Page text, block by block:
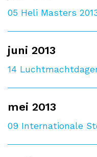
05 Heli Masters
juni 2013
14
mei 2013
09 Internationale